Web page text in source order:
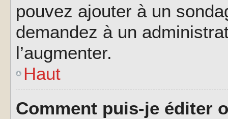
pouvez ajouter à un
demandez à un
l’augmenter.
Haut
Comment puis-je éditer